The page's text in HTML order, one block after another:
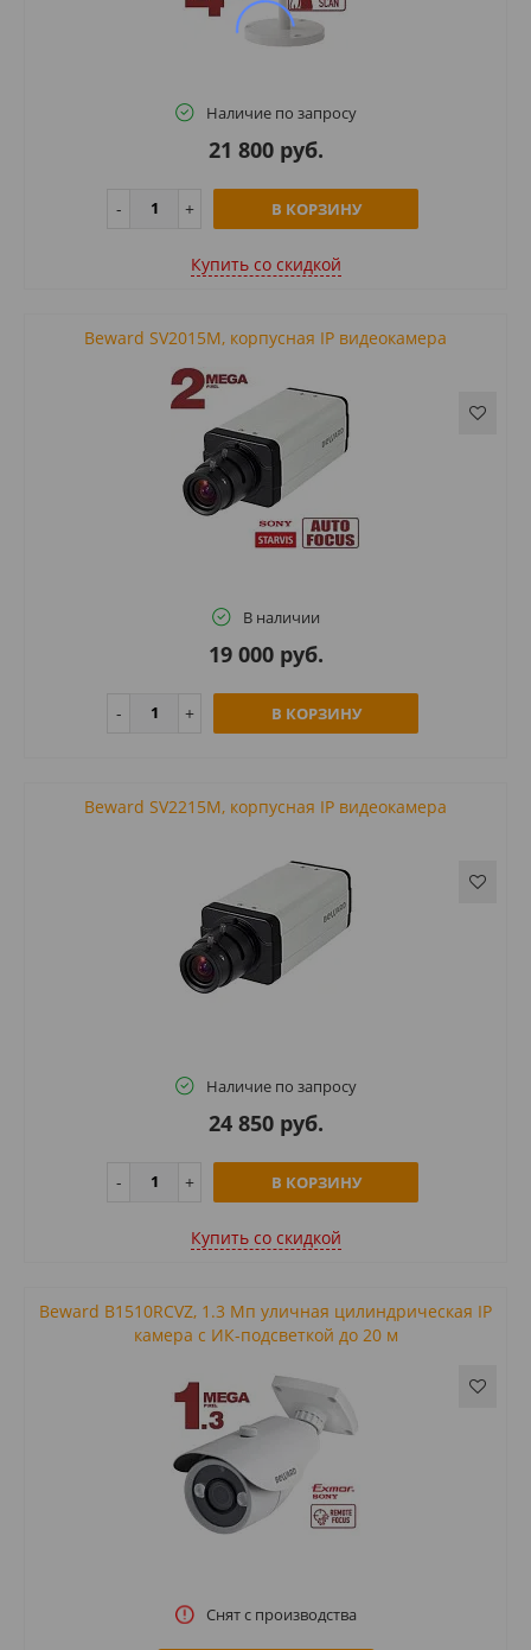
Наличие по запросу
21 800 руб.
В КОРЗИНУ
Купить cо скидкой
Beward SV2015M, корпусная IP видеокамера
В наличии
19 000 руб.
В КОРЗИНУ
Beward SV2215M, корпусная IP видеокамера
Наличие по запросу
24 850 руб.
В КОРЗИНУ
Купить cо скидкой
Beward B1510RCVZ, 1.3 Мп уличная цилиндрическая IP
камера с ИК-подсветкой до 20 м
Снят с производства